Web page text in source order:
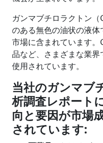
ガンマブチロラクトン
のある無色の油状の液
市場に含まれています
品など、さまざまな業
使用されています。
当社のガンマブ
析調査レポート
向と要因が市場
されています: